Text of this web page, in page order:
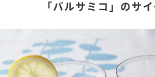
商品情報
商品カテゴリ
酢
新商品一覧
「バルサミコ」のサイ